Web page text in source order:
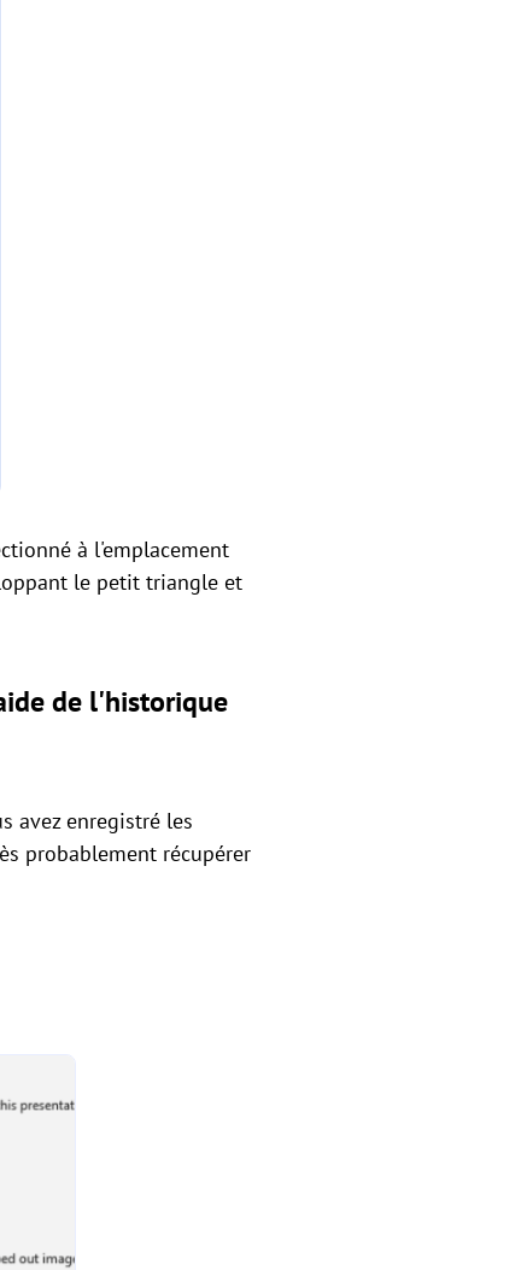
à l'emplacement
le petit triangle et
de l'historique
avez enregistré les
probablement récupérer